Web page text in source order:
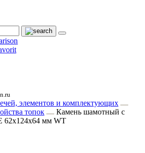
элементов и комплектующих
топок
Камень шамотный с
62x124x64 мм WT